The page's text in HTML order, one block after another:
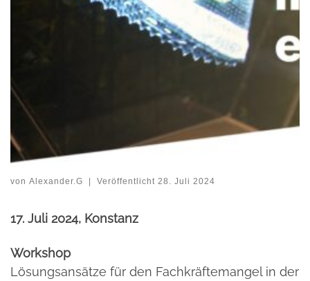
von Alexander.G Veröffentlicht 28. Juli 2024
17. Juli 2024, Konstanz
Workshop
Lösungsansätze für den Fachkräftemangel in der